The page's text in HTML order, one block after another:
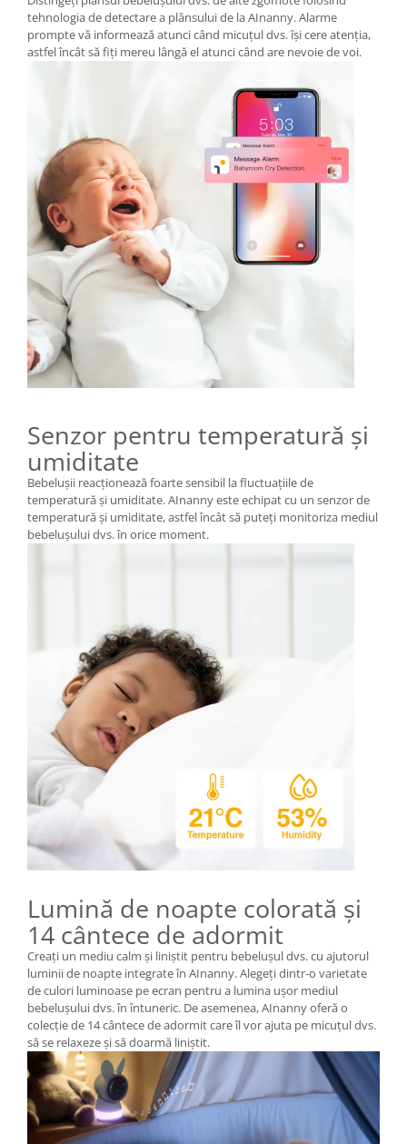
tehnologia de detectare a plânsului de la AInanny. Alarme
prompte vă informează atunci când micuțul dvs. își cere atenția,
astfel încât să fiți mereu lângă el atunci când are nevoie de voi.
Senzor pentru temperatură și
umiditate
Bebelușii reacționează foarte sensibil la fluctuațiile de
temperatură și umiditate. AInanny este echipat cu un senzor de
temperatură și umiditate, astfel încât să puteți monitoriza mediul
bebelușului dvs. în orice moment.
Lumină de noapte colorată și
14 cântece de adormit
Creați un mediu calm și liniștit pentru bebelușul dvs. cu ajutorul
luminii de noapte integrate în AInanny. Alegeți dintr-o varietate
de culori luminoase pe ecran pentru a lumina ușor mediul
bebelușului dvs. în întuneric. De asemenea, AInanny oferă o
colecție de 14 cântece de adormit care îl vor ajuta pe micuțul dvs.
să se relaxeze și să doarmă liniștit.